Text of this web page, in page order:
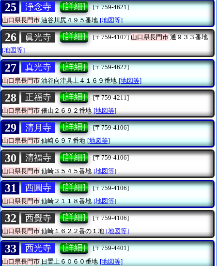
25 浄念寺 [詳細]
[〒759-4621]
山口県長門市油谷川尻４９５番地 [地図等]
26 眞光寺 [詳細] [〒759-4107] 山口県長門市通９３３番地
[地図等]
27 真光寺 [詳細]
[〒759-4622]
山口県長門市油谷向津具上４１６９番地 [地図等]
28 正福寺 [詳細]
[〒759-4211]
山口県長門市 俵山２６９２番地 [地図等]
29 清月寺 [詳細]
[〒759-4106]
山口県長門市仙崎６９７番地 [地図等]
30 清福寺 [詳細]
[〒759-4106]
山口県長門市 仙崎３５４５番地 [地図等]
31 西圓寺 [詳細]
[〒759-4106]
山口県長門市仙崎２１１８番地 [地図等]
32 西覺寺 [詳細]
[〒759-4106]
山口県長門市仙崎１６２２番の１地 [地図等]
33 西光寺 [詳細]
[〒759-4401]
山口県長門市日置上６０６０番地 [地図等]